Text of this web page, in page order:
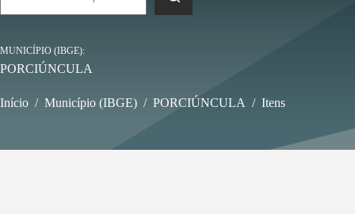
MUNICÍPIO (IBGE)
PORCIÚNCULA
Início / Município (IBGE) / PORCIÚNCULA / Itens